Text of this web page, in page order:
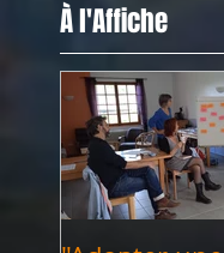
À l'Affiche